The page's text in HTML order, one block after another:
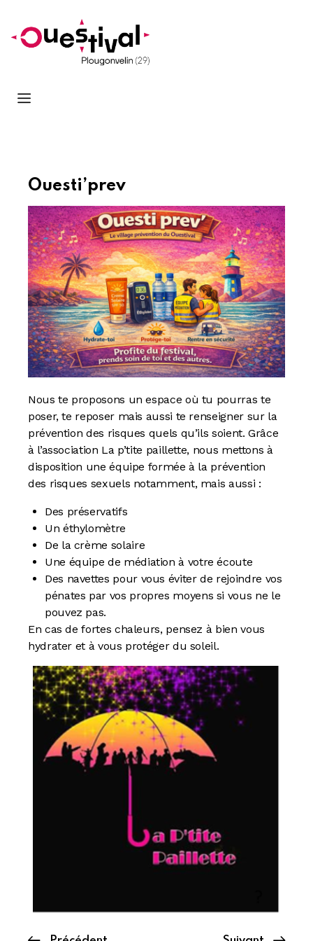
Ouesti’prev
Nous te proposons un espace où tu pourras te
poser, te reposer mais aussi te renseigner sur la
prévention des risques quels qu’ils soient. Grâce
à l’association La p’tite paillette, nous mettons à
disposition une équipe formée à la prévention
des risques sexuels notamment, mais aussi :
Des préservatifs
Un éthylomètre
De la crème solaire
Une équipe de médiation à votre écoute
Des navettes pour vous éviter de rejoindre vos
pénates par vos propres moyens si vous ne le
pouvez pas.
En cas de fortes chaleurs, pensez à bien vous
hydrater et à vous protéger du soleil.